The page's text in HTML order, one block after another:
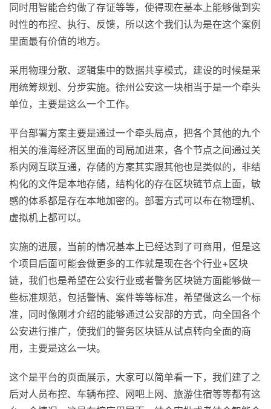
同时用智能合约做了存证等等，使得现在基本上能够做到实
时性的布控、执行、反馈，所以这个我们认为是在这个案例
里面最有价值的地方。
采用物理分散、逻辑集中的数据共享模式，建设的时候是采
用统筹规划、分步实施。徐州公安这一块相当于是一个牵头
单位，主要是这么一个工作。
平台部署方案主要是通过一个牵头局点，把各个其他的九个
相关的淮海经济区里面的司局加进来，各个节点之间通过关
系内网互联互通，存储的方案其实跟其他也是类似的，非结
构化的文件是本地存储，结构化的存在区块链节点上面，敏
感的体系都是存在本地加密的。部署方式可以布在物理机、
虚拟机上都可以。
实施的进展，当前的情况基本上已经达到了可商用，但是这
个项目后面可能会做更多的工作就是现在各个行业+区块
链，我们也是希望在公安行业或者警务区块链方面能够做一
些标准规范，包括警情、案件等等标准，希望做这么一个标
准，同时像刚才介绍的能够通过公安部的方式，向全国各个
公安进行推广，使我们的警务区块链从试点转向全面的商
用，主要是这么一块。
这个是平台的页面展示，大家可以简单看一下，我们建了之
后对人员布控、车辆布控、网吧上网、旅游住宿等等都有这